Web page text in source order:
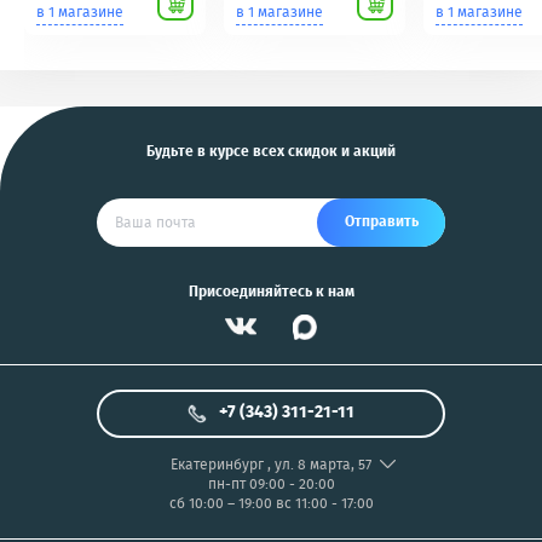
Scher-Khan,
Tomahawk, Pandora,
в 1 магазине
для фотоаппаратов
NIKON/SONY COOL
в 1 магазине
в 1 магазине
Будьте в курсе всех скидок и акций
Отправить
Присоединяйтесь к нам
+7 (343) 311-21-11
Екатеринбург, ул. 8 марта, 57
пн-пт 09:00 - 20:00
сб 10:00 – 19:00 вс 11:00 - 17:00